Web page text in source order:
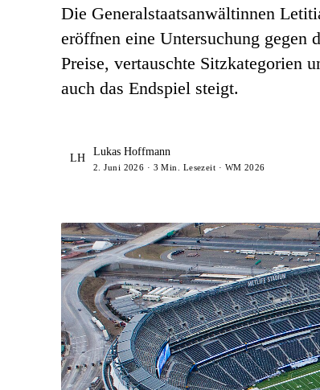
Die Generalstaatsanwältinnen
eröffnen eine Untersuchung gegen
Preise, vertauschte Sitzkategorien
auch das Endspiel steigt.
LH
Lukas Hoffmann
2. Juni 2026 · 3 Min. Lesezeit · WM 2026